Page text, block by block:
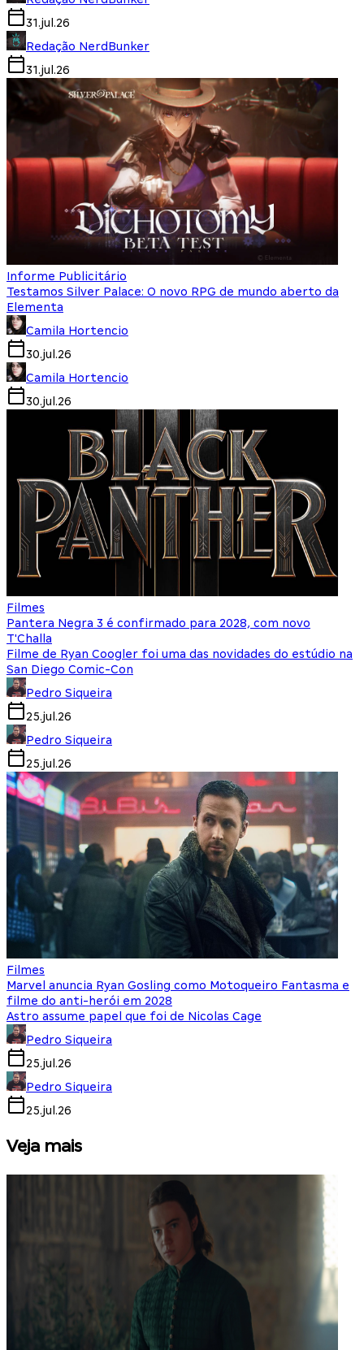
31.jul.26
Redação NerdBunker
31.jul.26
Informe Publicitário
Testamos Silver Palace: O novo RPG de mundo aberto da
Elementa
Camila Hortencio
30.jul.26
Camila Hortencio
30.jul.26
Filmes
Pantera Negra 3 é confirmado para 2028, com novo
T'Challa
Filme de Ryan Coogler foi uma das novidades do estúdio na
San Diego Comic-Con
Pedro Siqueira
25.jul.26
Pedro Siqueira
25.jul.26
Filmes
Marvel anuncia Ryan Gosling como Motoqueiro Fantasma e
filme do anti-herói em 2028
Astro assume papel que foi de Nicolas Cage
Pedro Siqueira
25.jul.26
Pedro Siqueira
25.jul.26
Veja mais